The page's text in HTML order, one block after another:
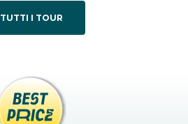
TUTTI I TOUR